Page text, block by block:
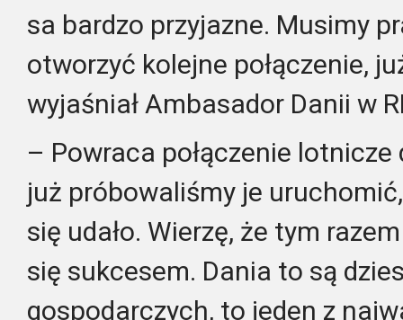
sa bardzo przyjazne. Musimy
otworzyć kolejne połączenie,
wyjaśniał Ambasador Danii w
– Powraca połączenie lotnicze
już próbowaliśmy je
się udało. Wierzę, że tym
się sukcesem. Dania to są
gospodarczych, to jeden z